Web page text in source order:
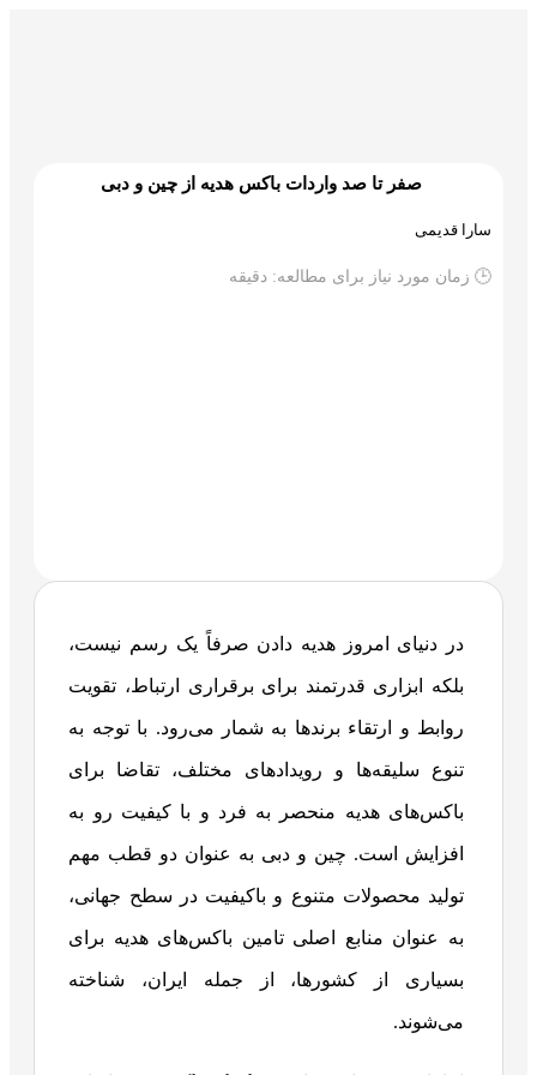
صفر تا صد واردات باکس هدیه از چین و دبی
سارا قدیمی
🕒 زمان مورد نیاز برای مطالعه: دقیقه
در دنیای امروز هدیه دادن صرفاً یک رسم نیست،
بلکه ابزاری قدرتمند برای برقراری ارتباط، تقویت
روابط و ارتقاء برندها به شمار می‌رود. با توجه به
تنوع سلیقه‌ها و رویدادهای مختلف، تقاضا برای
باکس‌های هدیه منحصر به فرد و با کیفیت رو به
افزایش است. چین و دبی به عنوان دو قطب مهم
تولید محصولات متنوع و باکیفیت در سطح جهانی،
به عنوان منابع اصلی تامین باکس‌های هدیه برای
بسیاری از کشورها، از جمله ایران، شناخته
می‌شوند.